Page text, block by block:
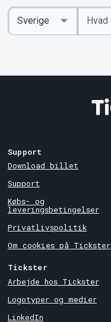
Indtast
søgeord
Select
Country
Support
Download billet
Support
Købs- og
leveringsbetingelser
Privatlivspolitik
Om cookies på Tickster
Tickster
Arbejde hos Tickster
Logotyper og medier
LinkedIn